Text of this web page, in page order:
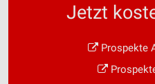
Jetzt
Prospekte